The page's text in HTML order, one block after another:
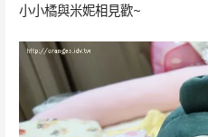
小小橘與米妮相見歡~